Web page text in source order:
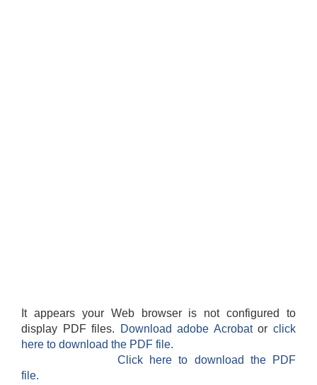
It appears your Web browser is not configured to
display PDF files.
Download adobe Acrobatorclick
here to download the PDF file.
Click here to download the PDF
file.